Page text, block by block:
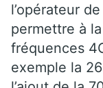
l’opérateur
permettre à
fréquences
exemple la